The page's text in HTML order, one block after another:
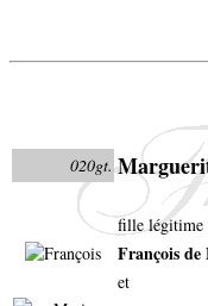
020gt.
fille légitime
François
et